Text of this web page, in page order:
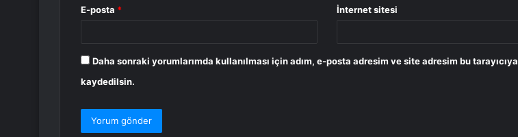
E-posta * İnternet sitesi
Daha sonraki yorumlarımda kullanılması için adım, e-posta adresim ve site adresim bu tarayıcıya
kaydedilsin.